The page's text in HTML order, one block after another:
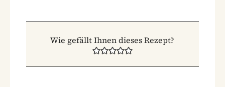
Wie gefällt Ihnen dieses Rezept?